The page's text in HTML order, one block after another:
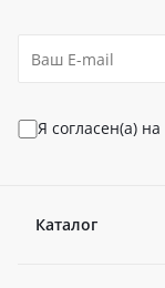
Я согласен(а) на
Каталог